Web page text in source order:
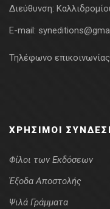
Διεύθυνση:
E-mail:
Τηλέφωνο
ΧΡΉΣΙΜΟΙ
Φίλοι των Εκδόσεων
Έξοδα Αποστολής
Ψιλά Γράμματα